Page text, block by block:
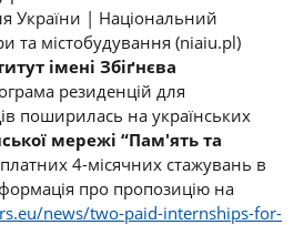
України | Національний
та містобудування (niaiu.pl)
імені Збіґнєва
резиденцій для
поширилась на українських
мережі “Пам'ять та
4-місячних стажувань в
про пропозицію на
news/two-paid-internships-for-